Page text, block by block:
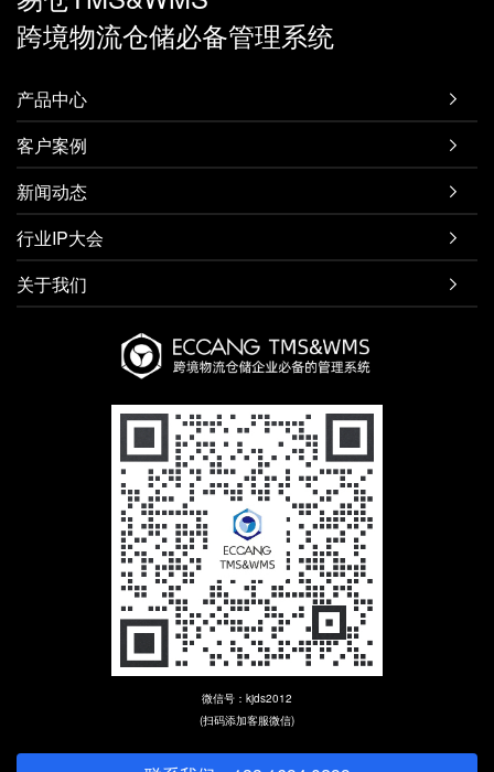
跨境物流仓储必备管理系统
产品中心 
客户案例 
新闻动态 
行业IP大会 
关于我们 
微信号：kjds2012
(扫码添加客服微信)